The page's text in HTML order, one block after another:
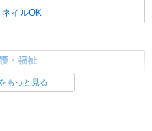
ネイルOK
・福祉
もっと見る